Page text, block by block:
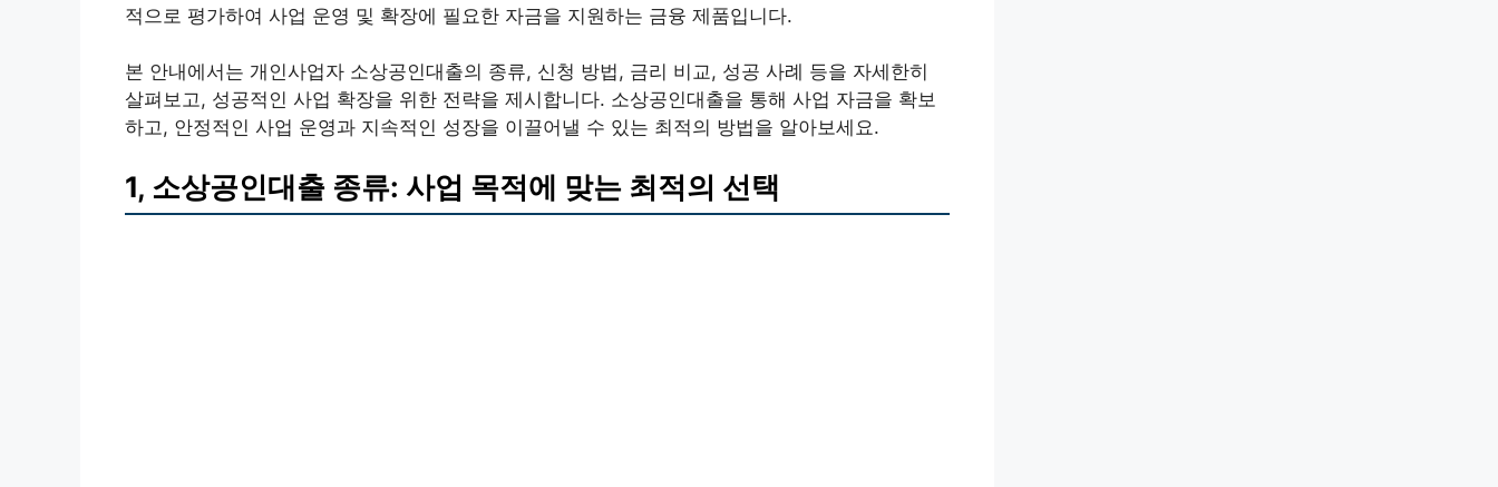
적으로 평가하여 사업 운영 및 확장에 필요한 자금을 지원하는 금융 제품입니다.
본 안내에서는 개인사업자 소상공인대출의 종류, 신청 방법, 금리 비교, 성공 사례 등을 자세한히
살펴보고, 성공적인 사업 확장을 위한 전략을 제시합니다. 소상공인대출을 통해 사업 자금을 확보
하고, 안정적인 사업 운영과 지속적인 성장을 이끌어낼 수 있는 최적의 방법을 알아보세요.
1, 소상공인대출 종류: 사업 목적에 맞는 최적의 선택